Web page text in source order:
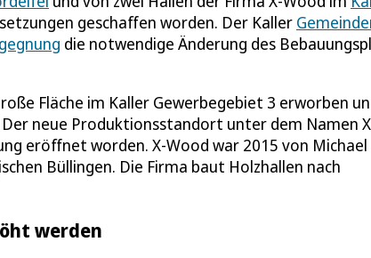
geschaffen worden. Der Kaller
die notwendige Änderung des
Fläche im Kaller Gewerbegebiet 3 erworben
neue Produktionsstandort unter dem Namen
eröffnet worden. X-Wood war 2015 von Michael
Büllingen. Die Firma baut Holzhallen nach
werden